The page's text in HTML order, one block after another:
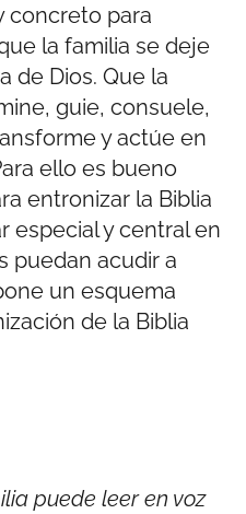
concreto para
la familia se deje
de Dios. Que la
guie, consuele,
y actúe en
ello es bueno
entronizar la Biblia
especial y central en
puedan acudir a
un esquema
de la Biblia
puede leer en voz